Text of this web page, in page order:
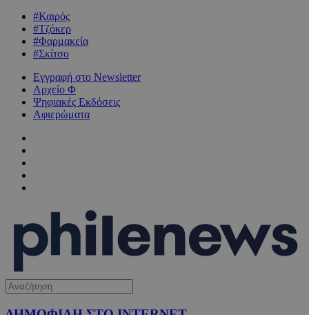
#Καιρός
#Τζόκερ
#Φαρμακεία
#Σκίτσο
Εγγραφή στο Newsletter
Αρχείο Φ
Ψηφιακές Εκδόσεις
Αφιερώματα